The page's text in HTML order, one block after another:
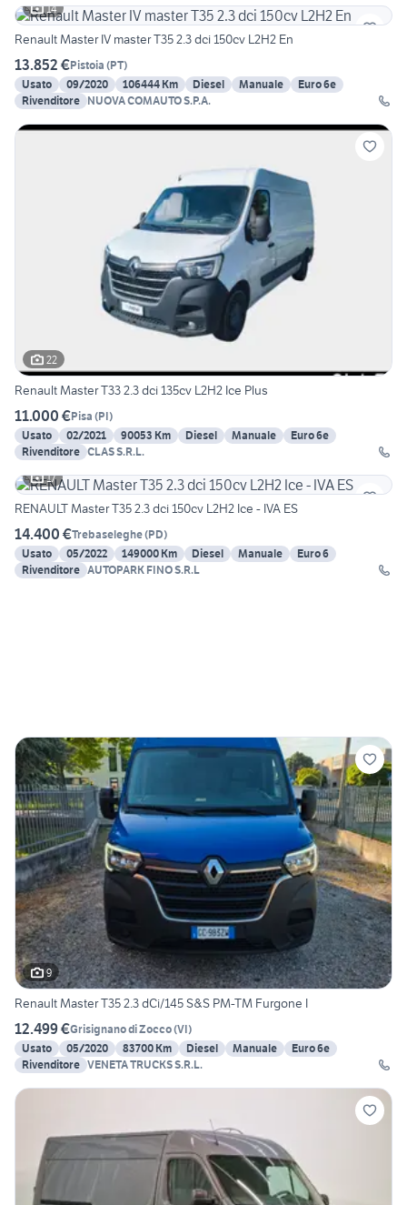
14
Renault Master IV master T35 2.3 dci 150cv L2H2 En
13.852 €Pistoia (PT)
Usato
09/2020 106444 Km Diesel Manuale
Euro 6e
Rivenditore NUOVA COMAUTO S.P.A.
22
Renault Master T33 2.3 dci 135cv L2H2 Ice Plus
11.000 €Pisa (PI)
Usato
02/2021 90053 Km Diesel Manuale
Euro 6e
Rivenditore CLAS S.R.L.
17
RENAULT Master T35 2.3 dci 150cv L2H2 Ice - IVA ES
14.400 €Trebaseleghe(PD)
Usato
05/2022 149000 Km Diesel Manuale
Euro 6
Rivenditore AUTOPARK FINO S.R.L
9
Renault Master T35 2.3 dCi/145 S&S PM-TM Furgone I
12.499 €Grisignano di Zocco(VI)
Usato
05/2020 83700 Km Diesel Manuale
Euro 6e
Rivenditore VENETA TRUCKS S.R.L.